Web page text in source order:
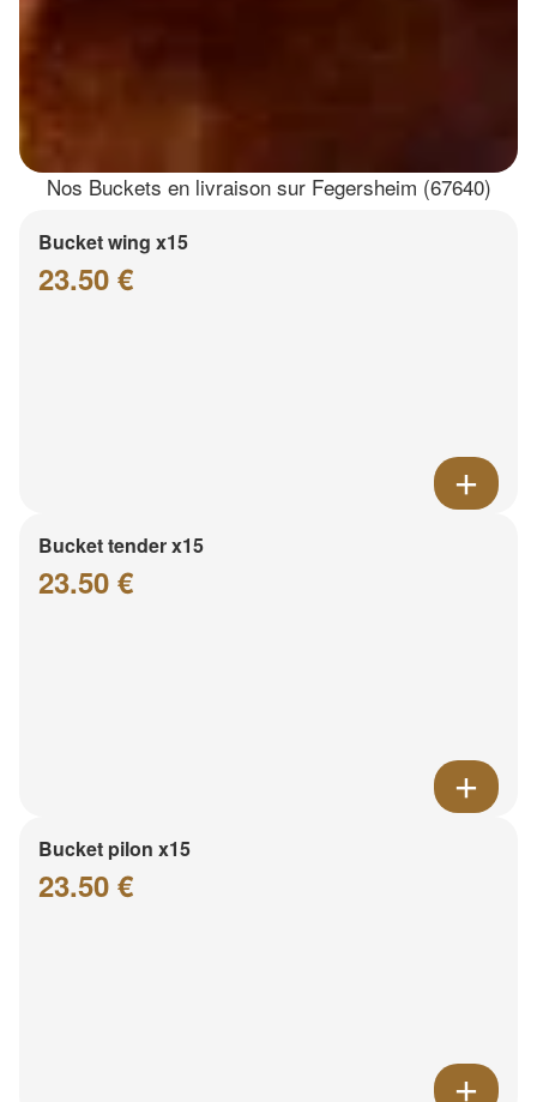
Nos Buckets en livraison sur Fegersheim (67640)
Bucket wing x15
23.50 €
Bucket tender x15
23.50 €
Bucket pilon x15
23.50 €